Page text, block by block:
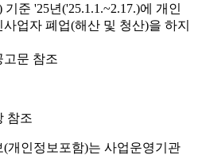
준 '25년('25.1.1.~2.17.)에 개인
업자 폐업(해산 및 청산)을 하지
문 참조
참조
개인정보포함)는 사업운영기관